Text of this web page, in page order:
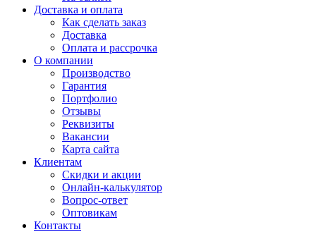
Доставка и оплата
Как сделать заказ
Доставка
Оплата и рассрочка
О компании
Производство
Гарантия
Портфолио
Отзывы
Реквизиты
Вакансии
Карта сайта
Клиентам
Скидки и акции
Онлайн-калькулятор
Вопрос-ответ
Оптовикам
Контакты